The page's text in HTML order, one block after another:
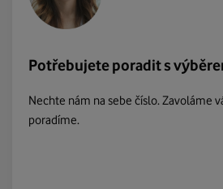
Potřebujete poradit s
Nechte nám na sebe číslo. Zavoláme
poradíme.